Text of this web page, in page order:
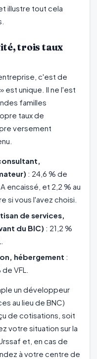
illustre tout cela
trois taux
c'est de
est unique. Il ne l'est
familles
taux de
versement
: 24,6 % de
encaissé, et 2,2 % au
si vous l'avez choisi.
de services,
du BIC) : 21,2 %
hébergement :
VFL.
un développeur
au lieu de BNC)
de cotisations, soit
votre situation sur la
et, en cas de
à votre centre de